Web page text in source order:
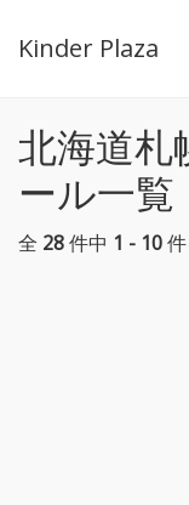
Kinder Plaza
北海道札
ール一覧
全 28件中 1 - 10